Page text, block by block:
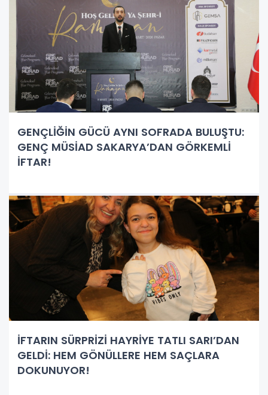
GENÇLİĞİN GÜCÜ AYNI SOFRADA BULUŞTU:
GENÇ MÜSİAD SAKARYA’DAN GÖRKEMLİ
İFTAR!
İFTARIN SÜRPRİZİ HAYRİYE TATLI SARI’DAN
GELDİ: HEM GÖNÜLLERE HEM SAÇLARA
DOKUNUYOR!